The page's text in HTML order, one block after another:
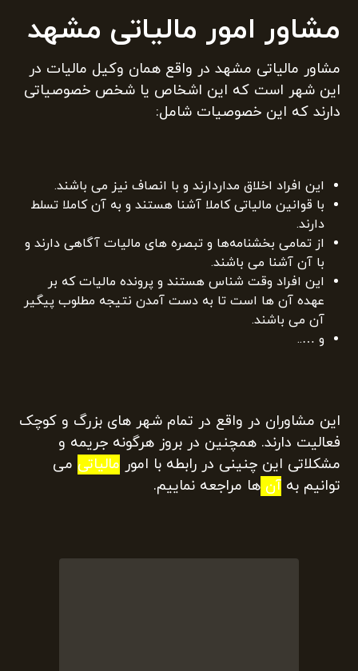
مشاور امور مالیاتی مشهد
این شهر است که این اشخاص یا شخص خصوصیاتی
دارند که این خصوصیات شامل:
این افراد اخلاق مداردارند و با انصاف نیز می باشند.
با قوانین مالیاتی کاملا آشنا هستند و به آن کاملا تسلط
دارند.
از تمامی بخشنامه‌ها و تبصره های مالیات آگاهی دارند و
آن می باشند.
و …..
مشکلاتی این چنینی در رابطه با امورمالیاتیمی